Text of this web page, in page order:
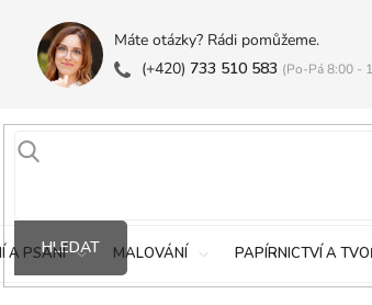
Máte otázky? Rádi pomůžeme.
(+420) 733 510 583 (Po-Pá 8:00 -
HLEDAT
A PSANÍ MALOVÁNÍ PAPÍRNICTVÍ A